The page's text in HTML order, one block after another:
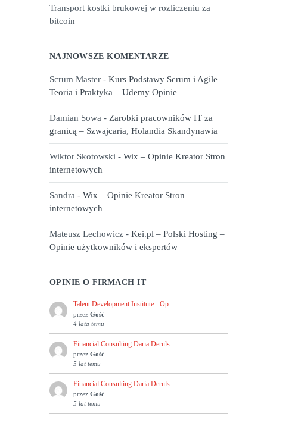
Transport kostki brukowej w rozliczeniu za
bitcoin
NAJNOWSZE KOMENTARZE
Scrum Master - Kurs Podstawy Scrum i Agile –
Teoria i Praktyka – Udemy Opinie
Damian Sowa - Zarobki pracowników IT za
granicą – Szwajcaria, Holandia Skandynawia
Wiktor Skotowski - Wix – Opinie Kreator Stron
internetowych
Sandra - Wix – Opinie Kreator Stron
internetowych
Mateusz Lechowicz - Kei.pl – Polski Hosting –
Opinie użytkowników i ekspertów
OPINIE O FIRMACH IT
Talent Development Institute - Op …
przez Gość
4 lata temu
Financial Consulting Daria Deruls …
przez Gość
5 lat temu
Financial Consulting Daria Deruls …
przez Gość
5 lat temu